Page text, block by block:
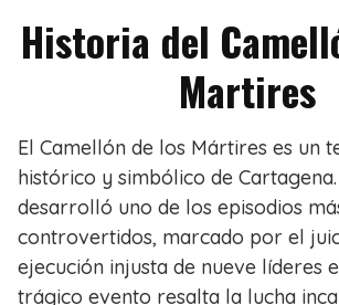
Historia del
Martires
El Camellón de los Mártires es un
histórico y simbólico de
desarrolló uno de los episodios
controvertidos, marcado por el
ejecución injusta de nueve líderes
trágico evento resalta la lucha